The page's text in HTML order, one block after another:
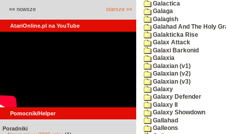
«« nowsze starsze »»
AtariOnline.pl na YouTube
Pomocnik/Helper
Poradniki
Galactica
Galaga
Galagish
Galahad And The Holy
Galakticka Rise
Galax Attack
Galaxi Barkonid
Galaxia
Galaxian (v1)
Galaxian (v2)
Galaxian (v3)
Galaxy
Galaxy Defender
Galaxy II
Galaxy Showdown
Gallahad
Galleons